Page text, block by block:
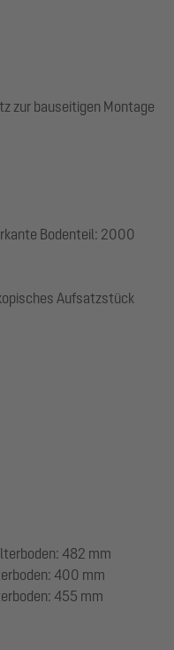
zur bauseitigen Montage
Bodenteil: 2000
Aufsatzstück
482 mm
400 mm
455 mm